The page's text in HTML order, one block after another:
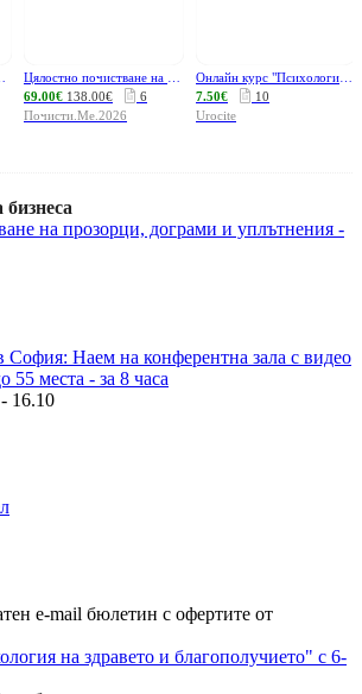
69.00€ 138.00€
6
Почисти.Ме.2026
7.50€
10
Urocite
на прозорци, дограми и уплътнения -
София: Наем на конферентна зала с видео
55 места - за 8 часа
- 16.10
e-mail бюлетин с офертите от
на здравето и благополучието" с 6-